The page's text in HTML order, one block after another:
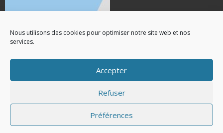
Nous utilisons des cookies pour optimiser notre site web et nos
services.
Accepter
Refuser
Préférences
Catalogue des formations(Pdf)